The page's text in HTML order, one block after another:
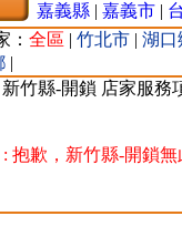
嘉義縣 | 嘉義市 |
： 全區 | 竹北市 | 湖
|
竹縣-開鎖 店家服務
抱歉，新竹縣-開鎖